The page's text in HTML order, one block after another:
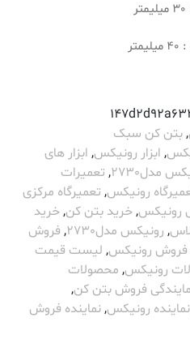
,بتن کن سبک
, ابزار رونیکس, ابزار های
مدل2730 , تعمیرات
رونیکس, تعمیرگاه مرکزی
رونیکس,خرید بتن کن,خرید
, رونیکس مدل2730 , فروش
رونیکس, لیست قیمت
رونیکس, محصولات
فروش بتن کن,
نماینده رونیکس,نماینده فروش